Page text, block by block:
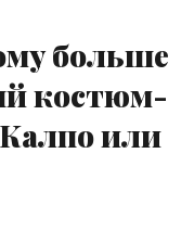
больше
костюм-
или